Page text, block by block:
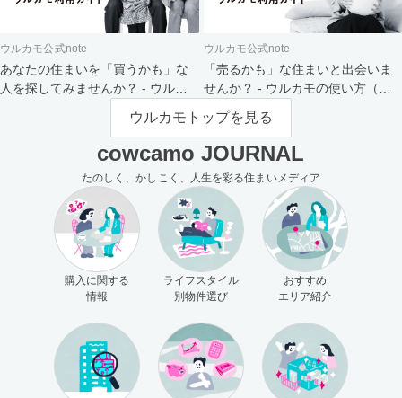
ウルカモ公式note
あなたの住まいを「買うかも」な
人を探してみませんか？ - ウルカ
ウルカモ公式note
「売るかも」な住まいと出会いま
せんか？ - ウルカモの使い方（買
主さま向け）
ウルカモトップを見る
cowcamo JOURNAL
たのしく、かしこく、人生を彩る住まいメディア
購入に関する
情報
ライフスタイル
別物件選び
おすすめ
エリア紹介